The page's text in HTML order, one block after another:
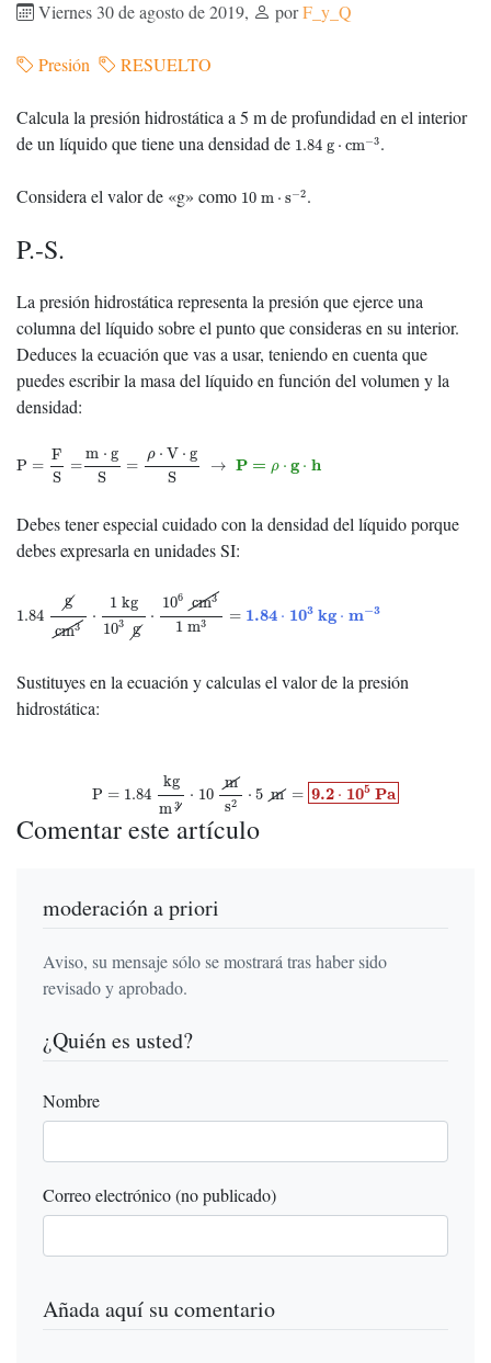
Viernes 30 de agosto de 2019, porF_y_Q
Presión RESUELTO
Calcula la presión hidrostática a 5 m de profundidad en el interior
de un líquido que tiene una densidad de 1.84 g ⋅ cm−3
1.84 −3 .
Considera el valor de «g» como 10 m ⋅ s−2
10 −2 .
P.-S.
La presión hidrostática representa la presión que ejerce una
columna del líquido sobre el punto que consideras en su interior.
Deduces la ecuación que vas a usar, teniendo en cuenta que
puedes escribir la masa del líquido en función del volumen y la
densidad:
P =
F
S
=
m ⋅ g
S
=
ρ ⋅ V ⋅ g
S
→ P = ρ ⋅ g ⋅ h
=m S= ρ⋅ S → =
Debes tener especial cuidado con la densidad del líquido porque
debes expresarla en unidades SI:
1.84
g
cm3
⋅
1 kg
103 g
⋅
106 cm3
1 m3 = 1.84 ⋅ 103 kg ⋅ m−3
cm 6 31
Sustituyes en la ecuación y calculas el valor de la presión
hidrostática:
P = 1.84
kg
m3
⋅ 10
m
s2 ⋅ 5 m = 9.2 ⋅ 105 Pa
m3⋅ 2⋅5
Comentar este artículo
moderación a priori
Aviso, su mensaje sólo se mostrará tras haber sido
revisado y aprobado.
¿Quién es usted?
Nombre
Correo electrónico (no publicado)
Añada aquí su comentario